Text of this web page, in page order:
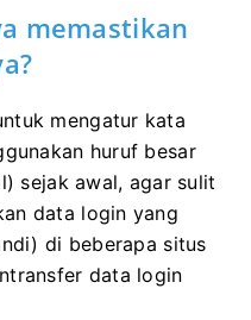
memastikan
mengatur kata
huruf besar
sejak awal, agar sulit
data login yang
di beberapa situs
data login